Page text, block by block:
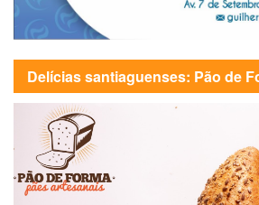
Delícias santiaguenses: Pão de